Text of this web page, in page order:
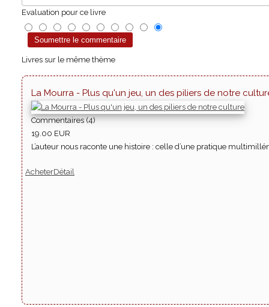
Evaluation pour ce livre
Livres sur le même thème
La Mourra - Plus qu'un jeu, un des piliers de notre
Commentaires (4)
19.00 EUR
L’auteur nous raconte une histoire : celle d’une pratique
AcheterDétail